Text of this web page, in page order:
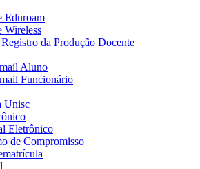
Eduroam
Wireless
Registro da Produção Docente
Aluno
Funcionário
Unisc
Eletrônico
de Compromisso